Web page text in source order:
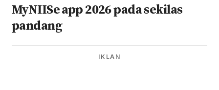
MyNIISe app 2026 pada sekilas
pandang
IKLAN